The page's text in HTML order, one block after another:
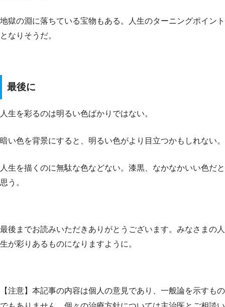
地獄の淵に落ちている宝物もある。人生のターニングポイント
となりそうだ。
最後に
人生を彩るのは明るい色ばかりではない。
暗い色を背景にすると、明るい色がより目立つかもしれない。
人生を描くのに無駄な色などない。漆黒、なかなかいい色だと
思う。
最後までお読みいただきありがとうございます。みなさまの人
生が彩りあるものになりますように。
【注意】本記事の内容は個人の意見であり、一般論を示すもの